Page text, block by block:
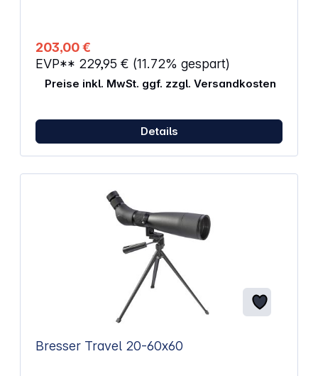
203,00 €
EVP** 229,95 € (11.72% gespart)
Preise inkl. MwSt. ggf. zzgl. Versandkosten
Details
Bresser Travel 20-60x60